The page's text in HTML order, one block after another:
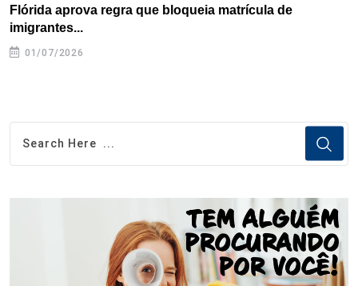
Flórida aprova regra que bloqueia matrícula de
imigrantes...
01/07/2026